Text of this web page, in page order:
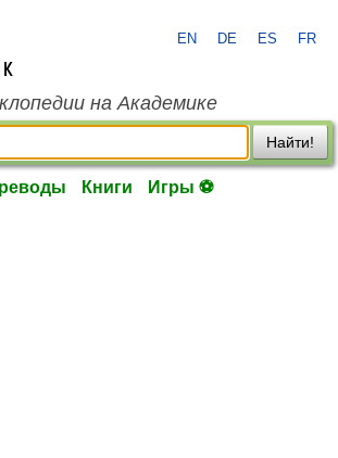
EN DE ES FR
на Академике
Найти!
Книги Игры ⚽